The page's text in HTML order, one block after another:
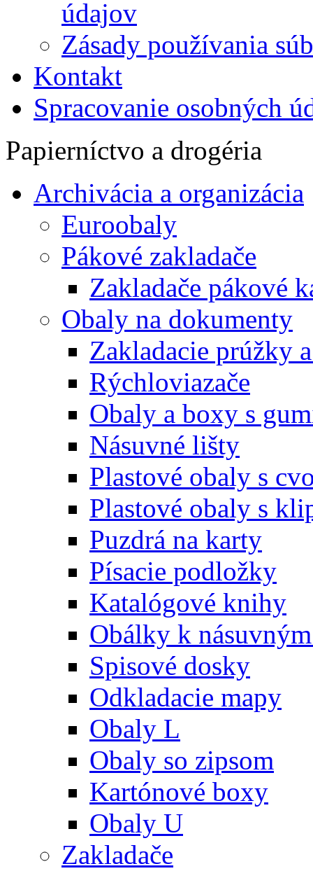
údajov
Zásady používania
Kontakt
Spracovanie osobných
Papierníctvo a drogéria
Archivácia a organizácia
Euroobaly
Pákové zakladače
Zakladače pákové
Obaly na dokumenty
Zakladacie prúžky
Rýchloviazače
Obaly a boxy s
Násuvné lišty
Plastové obaly s
Plastové obaly s
Puzdrá na karty
Písacie podložky
Katalógové knihy
Obálky k
Spisové dosky
Odkladacie mapy
Obaly L
Obaly so zipsom
Kartónové boxy
Obaly U
Zakladače